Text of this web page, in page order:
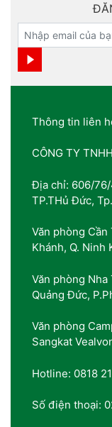
Thông tin liên
CÔNG TY
Địa chỉ: 606/76/
TP.THủ Đức,
Văn phòng Cần
Khánh, Q. Ninh
Văn phòng
Quảng Đức,
Văn phòng
Sangkat
Hotline: 0818
Số điện thoại: